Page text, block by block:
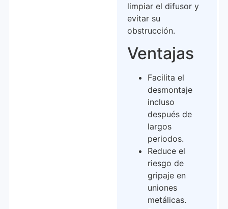
limpiar el difusor y
evitar su
obstrucción.
Ventajas
Facilita el
desmontaje
incluso
después de
largos
periodos.
Reduce el
riesgo de
gripaje en
uniones
metálicas.